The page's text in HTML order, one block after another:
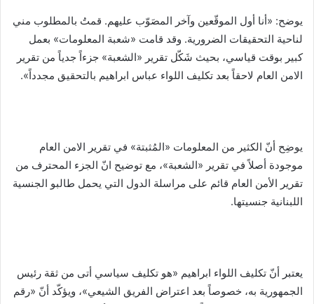
يوضح: «أنا أول الموقّعين وآخر المصَوّب عليهم. قمتُ بالمطلوب مني
لناحية التحقيقات الضرورية. وقد قامت «شعبة المعلومات» بعمل
كبير بوقت قياسي، بحيث شَكّل تقرير «الشعبة» جزءاً جدياً من تقرير
الامن العام لاحقاً بعد تكليف اللواء عباس ابراهيم بالتحقيق مجدداً».
يوضِح أنّ الكثير من المعلومات «المُثبتة» في تقرير الامن العام
موجودة أصلاً في تقرير «الشعبة»، مع توضيح انّ الجزء المحترف من
تقرير الأمن العام قائم على مراسلة الدول التي يحمل طالبو الجنسية
اللبنانية جنسيتها.
يعتبر أنّ تكليف اللواء ابراهيم «هو تكليف سياسي أتى من ثقة رئيس
الجمهورية به، خصوصاً بعد اعتراض الفريق الشيعي»، ويؤكّد أنّ «رقم